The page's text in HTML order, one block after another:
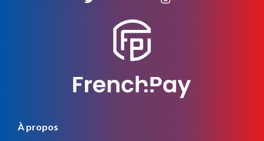
À propos